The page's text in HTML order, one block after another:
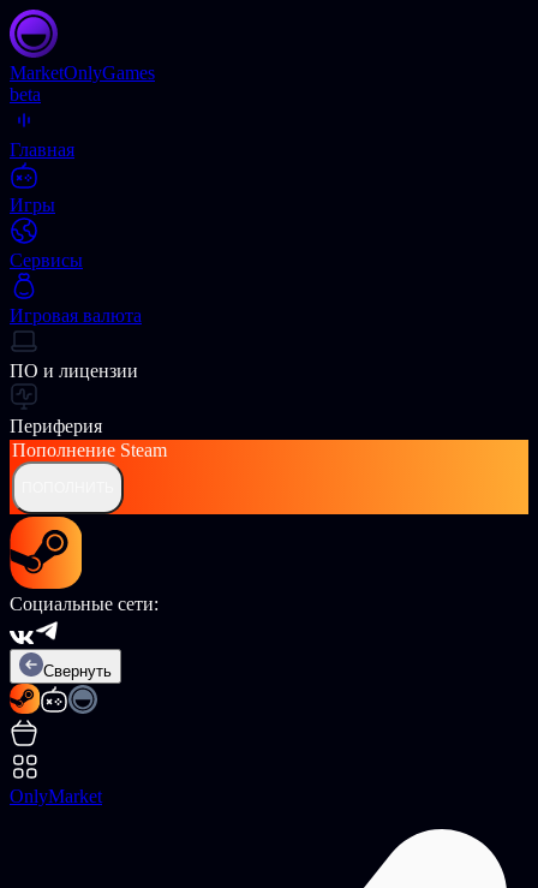
MarketOnlyGames
beta
Главная
Игры
Сервисы
Игровая валюта
ПО и лицензии
Периферия
Пополнение Steam
Социальные сети:
Свернуть
OnlyMarket